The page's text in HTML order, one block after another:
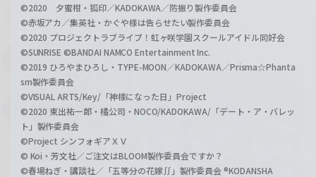
©2020 夕蜜柑・狐印／KADOKAWA／防振り製作委員会
©赤坂アカ／集英社・かぐや様は告らせたい製作委員会
©2020 プロジェクトラブライブ！虹ヶ咲学園スクールアイドル同好会
©SUNRISE ©BANDAI NAMCO Entertainment Inc.
©2019 ひろやまひろし・TYPE-MOON／KADOKAWA／Prisma☆Phanta
sm製作委員会
©VISUAL ARTS/Key/「神様になった日」Project
©2020 東出祐一郎・橘公司・NOCO/KADOKAWA/「デート・ア・バレッ
ト」製作委員会
©Project シンフォギアＸＶ
© Koi・芳文社／ご注文はBLOOM製作委員会ですか？
©春場ねぎ・講談社／「五等分の花嫁∬」製作委員会 ®KODANSHA